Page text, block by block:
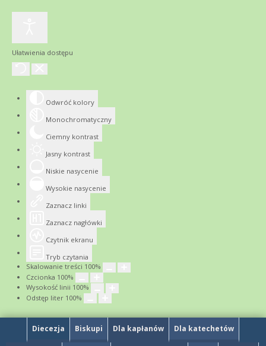
Ułatwienia dostępu
Odwróć kolory
Monochromatyczny
Ciemny kontrast
Jasny kontrast
Niskie nasycenie
Wysokie nasycenie
Zaznacz linki
Zaznacz nagłówki
Czytnik ekranu
Tryb czytania
Skalowanie treści 100%
Czcionka 100%
Wysokość linii 100%
Odstęp liter 100%
Diecezja Biskupi Dla kapłanów Dla katechetów